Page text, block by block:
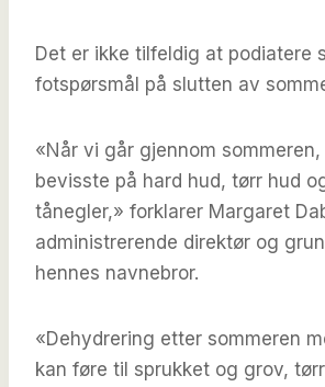
Det er ikke tilfeldig at podiatere
fotspørsmål på slutten av
«Når vi går gjennom
bevisste på hard hud, tørr hud
tånegler,» forklarer Margaret
administrerende direktør og
hennes navnebror.
«Dehydrering etter sommeren
kan føre til sprukket og grov,